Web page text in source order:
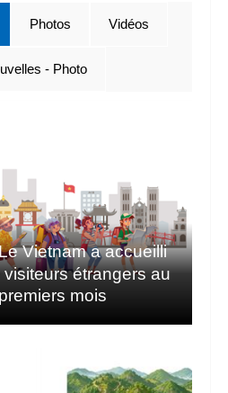
Vietnam a accueilli
étrangers au
mois
Photos Vidéos
- Photo